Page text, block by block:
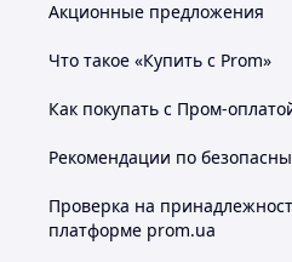
Акционные предложения
Что такое «Купить с Prom»
Как покупать с Пром-
Рекомендации по
Проверка на
платформе prom.ua